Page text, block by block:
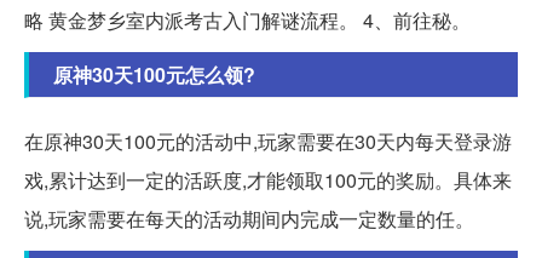
略 黄金梦乡室内派考古入门解谜流程。 4、前往秘。
原神30天100元怎么领?
在原神30天100元的活动中,玩家需要在30天内每天登录游
戏,累计达到一定的活跃度,才能领取100元的奖励。具体来
说,玩家需要在每天的活动期间内完成一定数量的任。